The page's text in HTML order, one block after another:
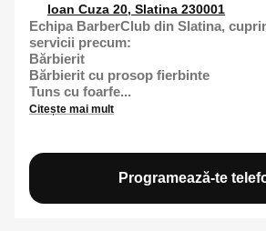
Ioan Cuza 20, Slatina 230001
Echipa BarberClub din Slatina,
servicii precum:
Bărbierit
Bărbierit cu prosop fierbinte
Tuns cu foarfe...
Citește mai mult
Programează-te